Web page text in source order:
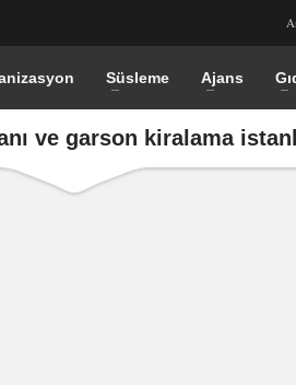
Süsleme Ajans
ve garson kiralama